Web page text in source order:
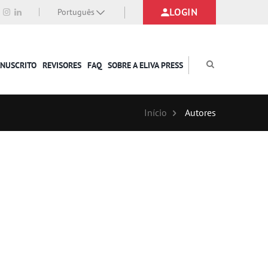
Português LOGIN
REVISORES FAQ SOBRE A ELIVA PRESS
Início Autores